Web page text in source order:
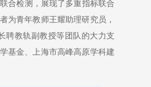
合检测，展现了多重指标联合
为青年教师王耀助理研究员，
聘教轨副教授等团队的大力支
基金、上海市高峰高原学科建